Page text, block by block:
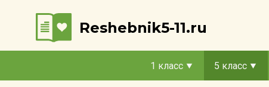
Reshebnik5-11.ru
1 класс 5 класс